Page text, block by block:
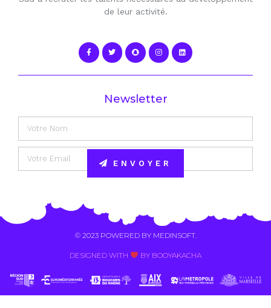
de leur activité.
Newsletter
ENVOYER
© 2023 POWERED BY MEDINSOFT.
DESIGNED WITH BY BOOYAKACHA​